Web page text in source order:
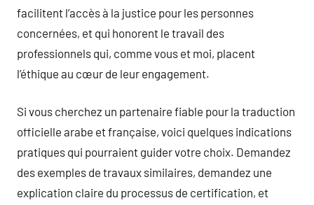
facilitent l’accès à la justice pour les personnes
concernées, et qui honorent le travail des
professionnels qui, comme vous et moi, placent
l’éthique au cœur de leur engagement.
Si vous cherchez un partenaire fiable pour la traduction
officielle arabe et française, voici quelques indications
pratiques qui pourraient guider votre choix. Demandez
des exemples de travaux similaires, demandez une
explication claire du processus de certification, et